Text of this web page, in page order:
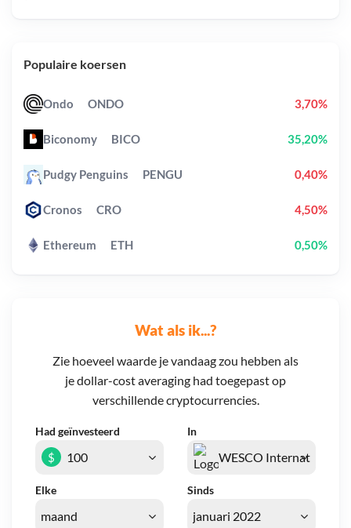
Wat als ik...?
Zie hoeveel waarde je vandaag zou hebben als
je dollar-cost averaging had toegepast op
verschillende cryptocurrencies.
Had geïnvesteerd In
Elke Sinds
$
Populaire koersen
Ondo ONDO 3,70%
Biconomy BICO 35,20%
Pudgy Penguins PENGU 0,40%
Cronos CRO 4,50%
Ethereum ETH 0,50%